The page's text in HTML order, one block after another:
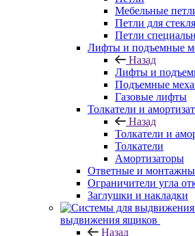
Мебельные
Петли для
Петли
Лифты и подъемные
Назад
Лифты и
Подъемные
Газовые лифты
Толкатели и
Назад
Толкатели и
Толкатели
Амортизаторы
Ответные и
Ограничители угла
Заглушки и накладки
выдвижения ящиков
Назад